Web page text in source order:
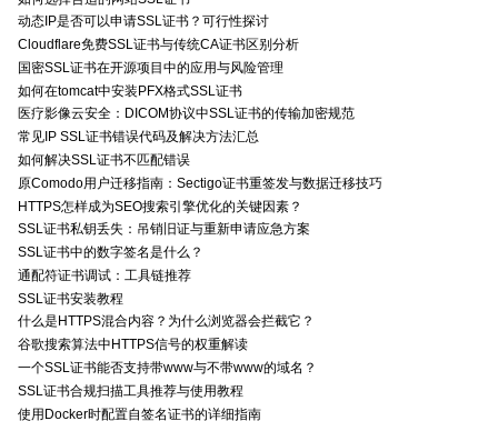
动态IP是否可以申请SSL证书？可行性探讨
Cloudflare免费SSL证书与传统CA证书区别分析
国密SSL证书在开源项目中的应用与风险管理
如何在tomcat中安装PFX格式SSL证书
医疗影像云安全：DICOM协议中SSL证书的传输加密规范
常见IP SSL证书错误代码及解决方法汇总
如何解决SSL证书不匹配错误
原Comodo用户迁移指南：Sectigo证书重签发与数据迁移技巧
HTTPS怎样成为SEO搜索引擎优化的关键因素？
SSL证书私钥丢失：吊销旧证与重新申请应急方案
SSL证书中的数字签名是什么？
通配符证书调试：工具链推荐
SSL证书安装教程
什么是HTTPS混合内容？为什么浏览器会拦截它？
谷歌搜索算法中HTTPS信号的权重解读
一个SSL证书能否支持带www与不带www的域名？
SSL证书合规扫描工具推荐与使用教程
使用Docker时配置自签名证书的详细指南